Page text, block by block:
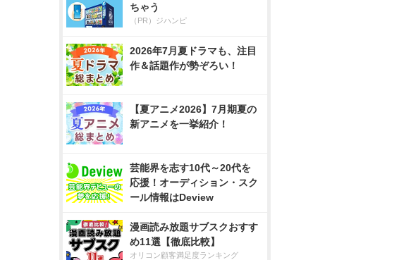
ちゃう
（PR）ジハンピ
2026年7月夏ドラマも、注目
作＆話題作が勢ぞろい！
【夏アニメ2026】7月期夏の
新アニメを一挙紹介！
芸能界を志す10代～20代を
応援！オーディション・スク
ール情報はDeview
漫画読み放題サブスクおすす
め11選【徹底比較】
オリコン顧客満足度ランキング